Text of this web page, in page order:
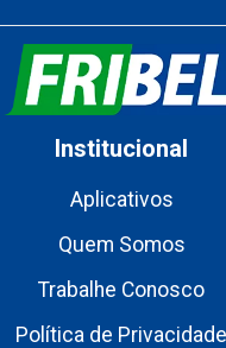
Institucional
Aplicativos
Quem Somos
Trabalhe Conosco
Política de Privacidade